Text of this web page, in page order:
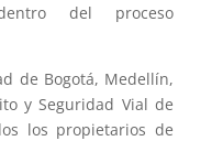
del proceso
de Bogotá, Medellín,
y Seguridad Vial de
los propietarios de